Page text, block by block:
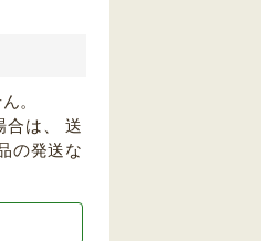
。
合は、 送
の発送な